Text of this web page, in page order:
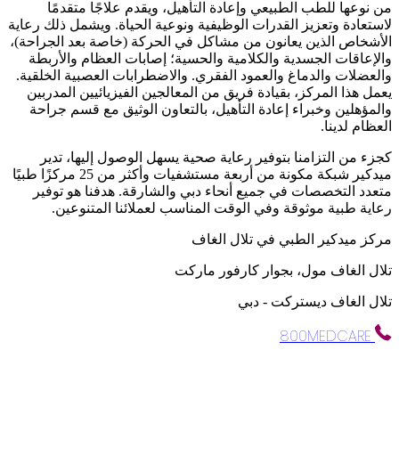
من نوعها للطب الطبيعي وإعادة التأهيل، ويقدم علاجًا متقدمًا
لاستعادة وتعزيز القدرات الوظيفية ونوعية الحياة. ويشمل ذلك رعاية
الأشخاص الذين يعانون من مشاكل في الحركة (خاصة بعد الجراحة)،
والإعاقات الجسدية والكلامية والحسية؛ إصابات العظام والأربطة
والعضلات والدماغ والعمود الفقري. والاضطرابات العصبية الخلقية.
يعمل هذا المركز، بقيادة فريق من المعالجين الفيزيائيين المدربين
والمؤهلين وخبراء إعادة التأهيل، بالتعاون الوثيق مع قسم جراحة
العظام لدينا.
كجزء من التزامنا بتوفير رعاية صحية يسهل الوصول إليها، تدير
ميدكير شبكة مكونة من أربعة مستشفيات وأكثر من 25 مركزًا طبيًا
متعدد التخصصات في جميع أنحاء دبي والشارقة. هدفنا هو توفير
رعاية طبية موثوقة وفي الوقت المناسب لعملائنا المتنوعين.
مركز ميدكير الطبي في تلال الغاف
تلال الغاف مول، بجوار كارفور ماركت
تلال الغاف ديستركت - دبي
800MEDCARE